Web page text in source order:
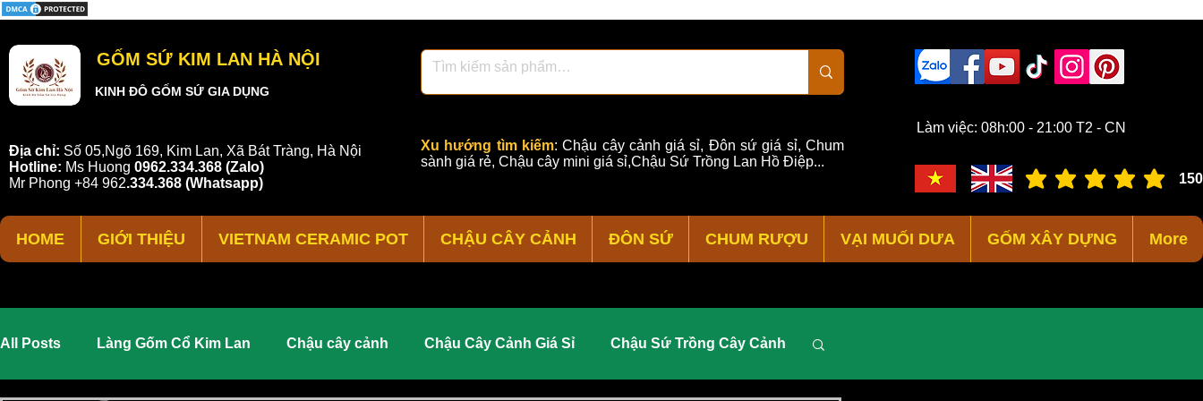
All Posts Làng Gốm Cổ Kim Lan Chậu cây cảnh Chậu Cây Cảnh Giá Sỉ Chậu Sứ Trồng Cây Cảnh
Làm việc: 08h:00 - 21:00 T2 - CN
Xu hướng tìm kiếm:Chậu cây cảnh giá sỉ, Đôn sứ giá sỉ,Chum
sành giá rẻ, Chậu cây mini giá sỉ,Chậu Sứ Trồng Lan Hồ Điệp...
Địa chỉ: Số 05,Ngõ 169, Kim Lan, Xã Bát Tràng, Hà Nội
Hotline: Ms Huong 0962.334.368 (Zalo)
Mr Phong +84 962.334.368 (Whatsapp)
KINH ĐÔ GỐM SỨ GIA DỤNG
GỐM SỨ KIM LAN HÀ NỘI
HOME GIỚI THIỆU VIETNAM CERAMIC POT CHẬU CÂY CẢNH ĐÔN SỨ CHUM RƯỢU VẠI MUỐI DƯA GỐM XÂY DỰNG More
150
đánh giá trung bình là 3 /